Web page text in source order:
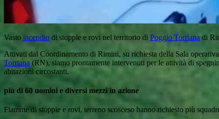
Vasto incendio di stoppie e rovi nel territorio di Poggio Torriana di
Attivati dal Coordinamento di Rimini, su richiesta della Sala
Torriana (RN), siamo prontamente intervenuti per le attività di
abitazioni circostanti.
più di 60 uomini e diversi mezzi in azione
Fiamme di stoppie e rovi, terreno scosceso hanno richiesto più